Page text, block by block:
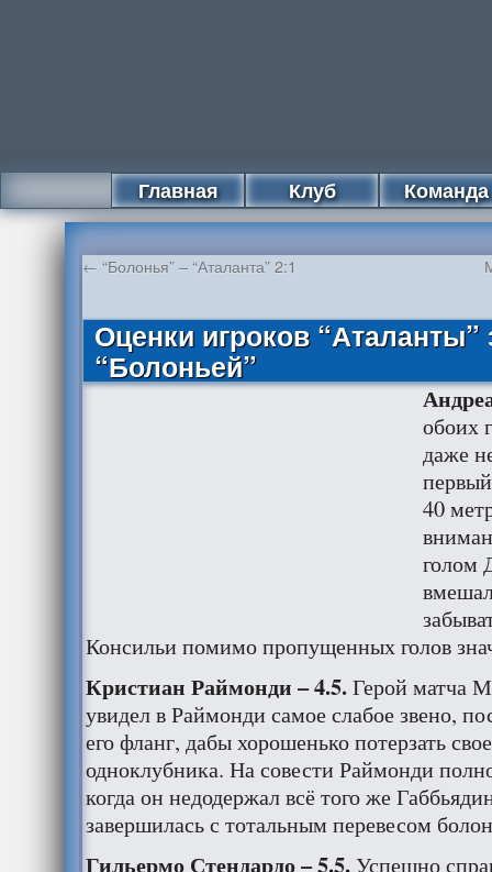
Главная Клуб Команда
← “Болонья” – “Аталанта” 2:1
Оценки игроков “Аталанты”
“Болоньей”
обоих
даже
40
голом
Консильи помимо пропущенных голов
Кристиан Раймонди – 4.5.Герой матча
увидел в Раймонди самое слабое звено,
его фланг, дабы хорошенько потерзать
одноклубника. На совести Раймонди
когда он недодержал всё того же
завершилась с тотальным перевесом
Гильермо Стендардо – 5.5.Успешно